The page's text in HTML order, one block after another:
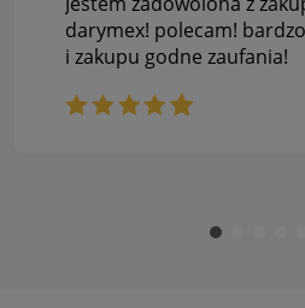
darymex! polecam!
i zakupu godne zaufania!